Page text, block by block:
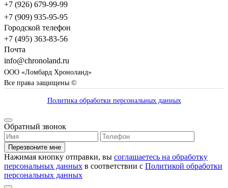
+7 (926) 679-99-99
+7 (909) 935-95-95
Городской телефон
+7 (495) 363-83-56
Почта
info@chronoland.ru
ООО «Ломбард Хроноланд»
Все права защищены ©
Политика обработки персональных данных
Обратный звонок
Перезвоните мне
Нажимая кнопку отправки, вы соглашаетесь на обработку
персональных данных в соответствии с Политикой обработки
персональных данных